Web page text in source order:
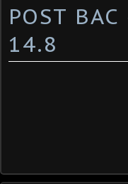
POST
14.8